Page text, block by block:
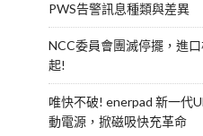
PWS告警訊息種類與差異
NCC委員會團滅停擺，進
起!
唯快不破! enerpad 新一代
動電源，掀磁吸快充革命